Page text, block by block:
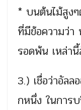
* บนต้นไม้สูงๆ
ที่มีข้อความว่า
รอดพ้น เหล่า
3.) เชื่อว่าอัล
กหนึ่ง ในการ